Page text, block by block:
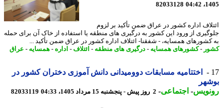
82033128
اداره کشور در عراق ضمن تأکید بر لزوم
از ورود این کشور به درگیری های منطقه یا استفاده از خاک آن برای حمله
همسایه، - شفقنا- ائتلاف اداره کشور در عراق ضمن تأکید ...
-کشورهای همسایه-درگیری های منطقه-ائتلاف-اداره - همسایه-عراق
اختتامیه مسابقات دوومیدانی دانش آموزی دختران کشور در
-اجتماعی-2 روز پیش - پنجشنبه 15 مرداد 1405، 04:33 82033119